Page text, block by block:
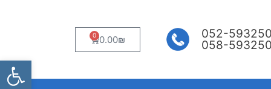
052-
058-
0.00₪
0
עגלת
קניות